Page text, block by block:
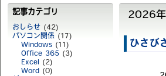
記事カテゴリ
おしらせ (42)
パソコン関係 (17)
Windows (11)
Office 365 (3)
Excel (2)
Word (0)
2026
ひさび